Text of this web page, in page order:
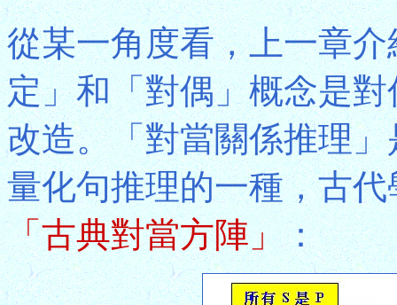
從某一角度看，上一章
定」和「對偶」概念是
改造。「對當關係推理
量化句推理的一種，古
「古典對當方陣」：